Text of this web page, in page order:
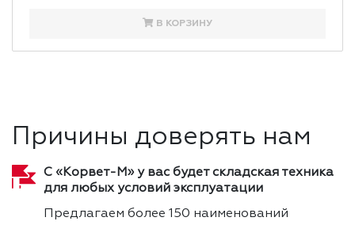
В КОРЗИНУ
Причины доверять нам
С «Корвет-М» у вас будет складская техника
для любых условий эксплуатации
Предлагаем более 150 наименований